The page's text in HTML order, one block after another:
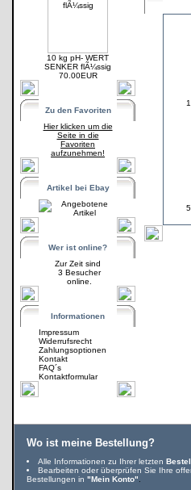
10 kg pH- WERT
SENKER flÃ¼ssig
70.00EUR
Zu den Favoriten
Hier klicken um die
Seite in die
Favoriten
aufzunehmen!
Artikel bei Ebay
Wer ist online?
Zur Zeit sind
3 Besucher
online.
Informationen
Impressum
Widerrufsrecht
Zahlungsoptionen
Kontakt
FAQ´s
Kontaktformular
Wo ist meine Bestellung?
Alle Informationen zu Ihrer letzten
Bearbeiten oder überprüfen Sie Ihre
Bestellungen in "Mein Konto"